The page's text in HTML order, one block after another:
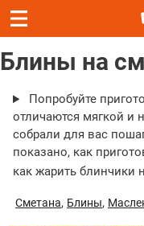
Блины на
Попробуйте
отличаются мягкой и
собрали для вас
показано, как
как жарить блинчики
Сметана, Блины,